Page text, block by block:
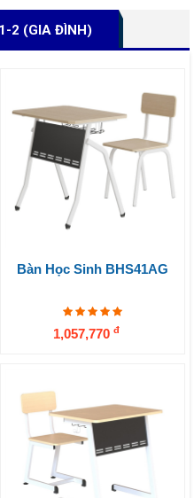
2 (GIA ĐÌNH)
Bàn Học Sinh BHS41AG
1,057,770 đ